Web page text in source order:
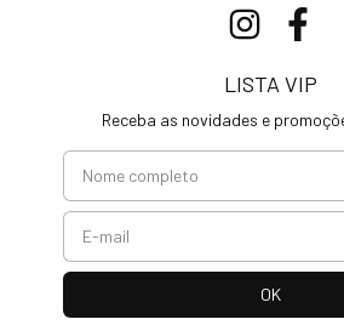
LISTA VIP
Receba as novidades e